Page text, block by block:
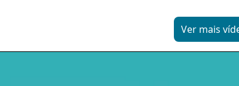
Ver mais